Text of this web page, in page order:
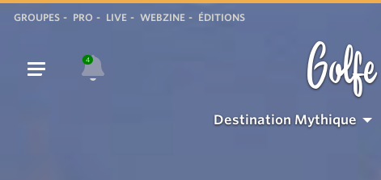
GROUPES PRO LIVE WEBZINE ÉDITIONS
4
Destination Mythique